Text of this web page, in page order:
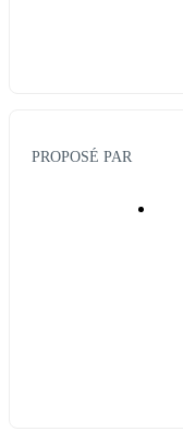
PROPOSÉ PAR